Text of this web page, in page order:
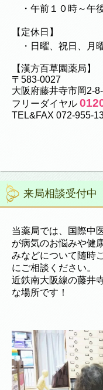
・午前１０時～午
【定休日】
・日曜、祝日、月
【漢方百草園薬局】
〒583-0027
大阪府藤井寺市岡2-
フリーダイヤル
TEL&FAX 072-955-
来局相談受付中
当薬局では、国際中
が病気のお悩みや健
みなどについて随時
にご相談ください。
近鉄南大阪線の藤井
な場所です！